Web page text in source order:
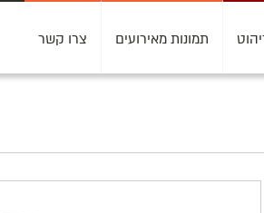
תמונות מאירועים צרו קשר